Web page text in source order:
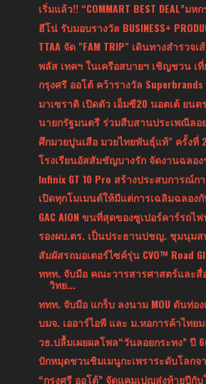
เริ่มแล้ว!! “COMMART BEST DEAL”ม
ฮีโน่ รับมอบรางวัล BUSINESS+
TTAA จัด "FAM TRIP" เดินทางสำรวจ
พลัส เทคฯ ในเครือสบายฯ เชิญชวน เ
กรุงศรี ออโต้ คว้ารางวัล
มาเซราติ เปิดตัว เอ็มซี20 นอตเต้ ยน
นายกรัฐมนตรี ร่วมสืบสานประเพณีลอย
ศึกมวยปูนเสือ มวยไทยพันธุ์แท้" ครั้งที่
โรงเรียนอัสสัมชัญบางรัก จัดงานฉลอง
Infinix GT 10 Pro สร้างประสบการณ์ก
เปิดทุกโมเมนต์ให้มีแต่การเฉลิมฉลอง
GAC AION ขนที่สุดของซูเปอร์คาร์รถไ
รองผบ.ตร. เป็นประธานปชญ. ชุมนุม
สัมผัสรถมอเตอร์ไซค์รุ่น CVO™ Road
ททท. จับมือ คณะวารสารศาสตร์และ
วิทย...
ททท. จับมือ แกร็บ ลงนาม MOU ดันท่อง
บมจ. เออาร์ไอพี และ ม.หอการค้าไทยม
วธ.ปลื้มเผยผลโพล“วันลอยกระทง” ปี
ปักหมุดชวนชิมเมนูกะเพราระดับโลกจ
“กรุงศรี ออโต้” จัดแคมเปญส่งท้ายปีกั